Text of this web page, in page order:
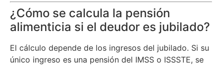
¿Cómo se calcula la pensión
alimenticia si el deudor es jubilado?
El cálculo depende de los ingresos del jubilado. Si su
único ingreso es una pensión del IMSS o ISSSTE, se